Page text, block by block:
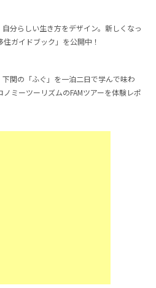
自分らしい生き方をデザイン。新しくなっ
住ガイドブック」を公開中！
下関の「ふぐ」を一泊二日で学んで味わ
ノミーツーリズムのFAMツアーを体験レポ